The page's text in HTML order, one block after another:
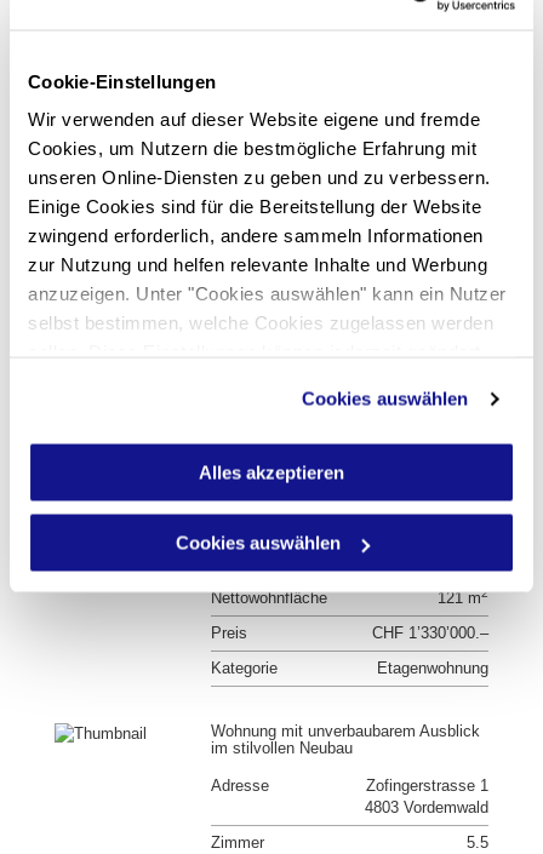
Cookie-Einstellungen
Wir verwenden auf dieser Website eigene und fremde
Cookies, um Nutzern die bestmögliche Erfahrung mit
unseren Online-Diensten zu geben und zu verbessern.
Einige Cookies sind für die Bereitstellung der Website
zwingend erforderlich, andere sammeln Informationen
zur Nutzung und helfen relevante Inhalte und Werbung
anzuzeigen. Unter "Cookies auswählen" kann ein Nutzer
selbst bestimmen, welche Cookies zugelassen werden
Datenschutzerklärungzu finden.
Cookies auswählen
Alles akzeptieren
Cookies auswählen